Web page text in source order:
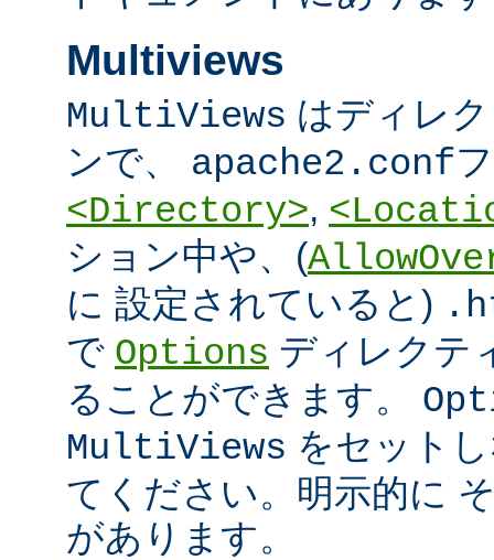
Multiviews
MultiViews はディレ
ンで、 apache2.conf
<Directory>,
ション中や、(
に 設定されていると)
で Options ディレクテ
ることができます。
MultiViews をセット
てください。明示的に
があります。